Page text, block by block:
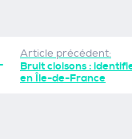
Article précédent:
Bruit cloisons :
en Île-de-France